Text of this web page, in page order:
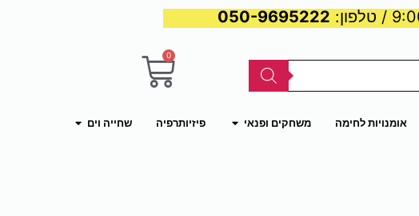
050-9695222
0
עגלת
אומנויות לחימה משחקים ופנאי פתח משחקים ופנאי
פיזיותרפיה שחייה וים פתח שחייה וים